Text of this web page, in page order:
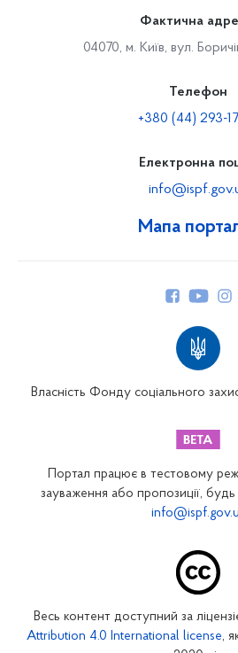
Мапа
Закарпатське відділення
Запорізьке відділення
Кіровоградське відділення
Фактична
04070, м. Київ, вул.
Телефон
+380 (44) 293-
Електронна
Власність Фонду соціального
Портал працює в тестовому
зауваження або пропозиції, будь
Весь контент доступний за
Attribution 4.0 International license,